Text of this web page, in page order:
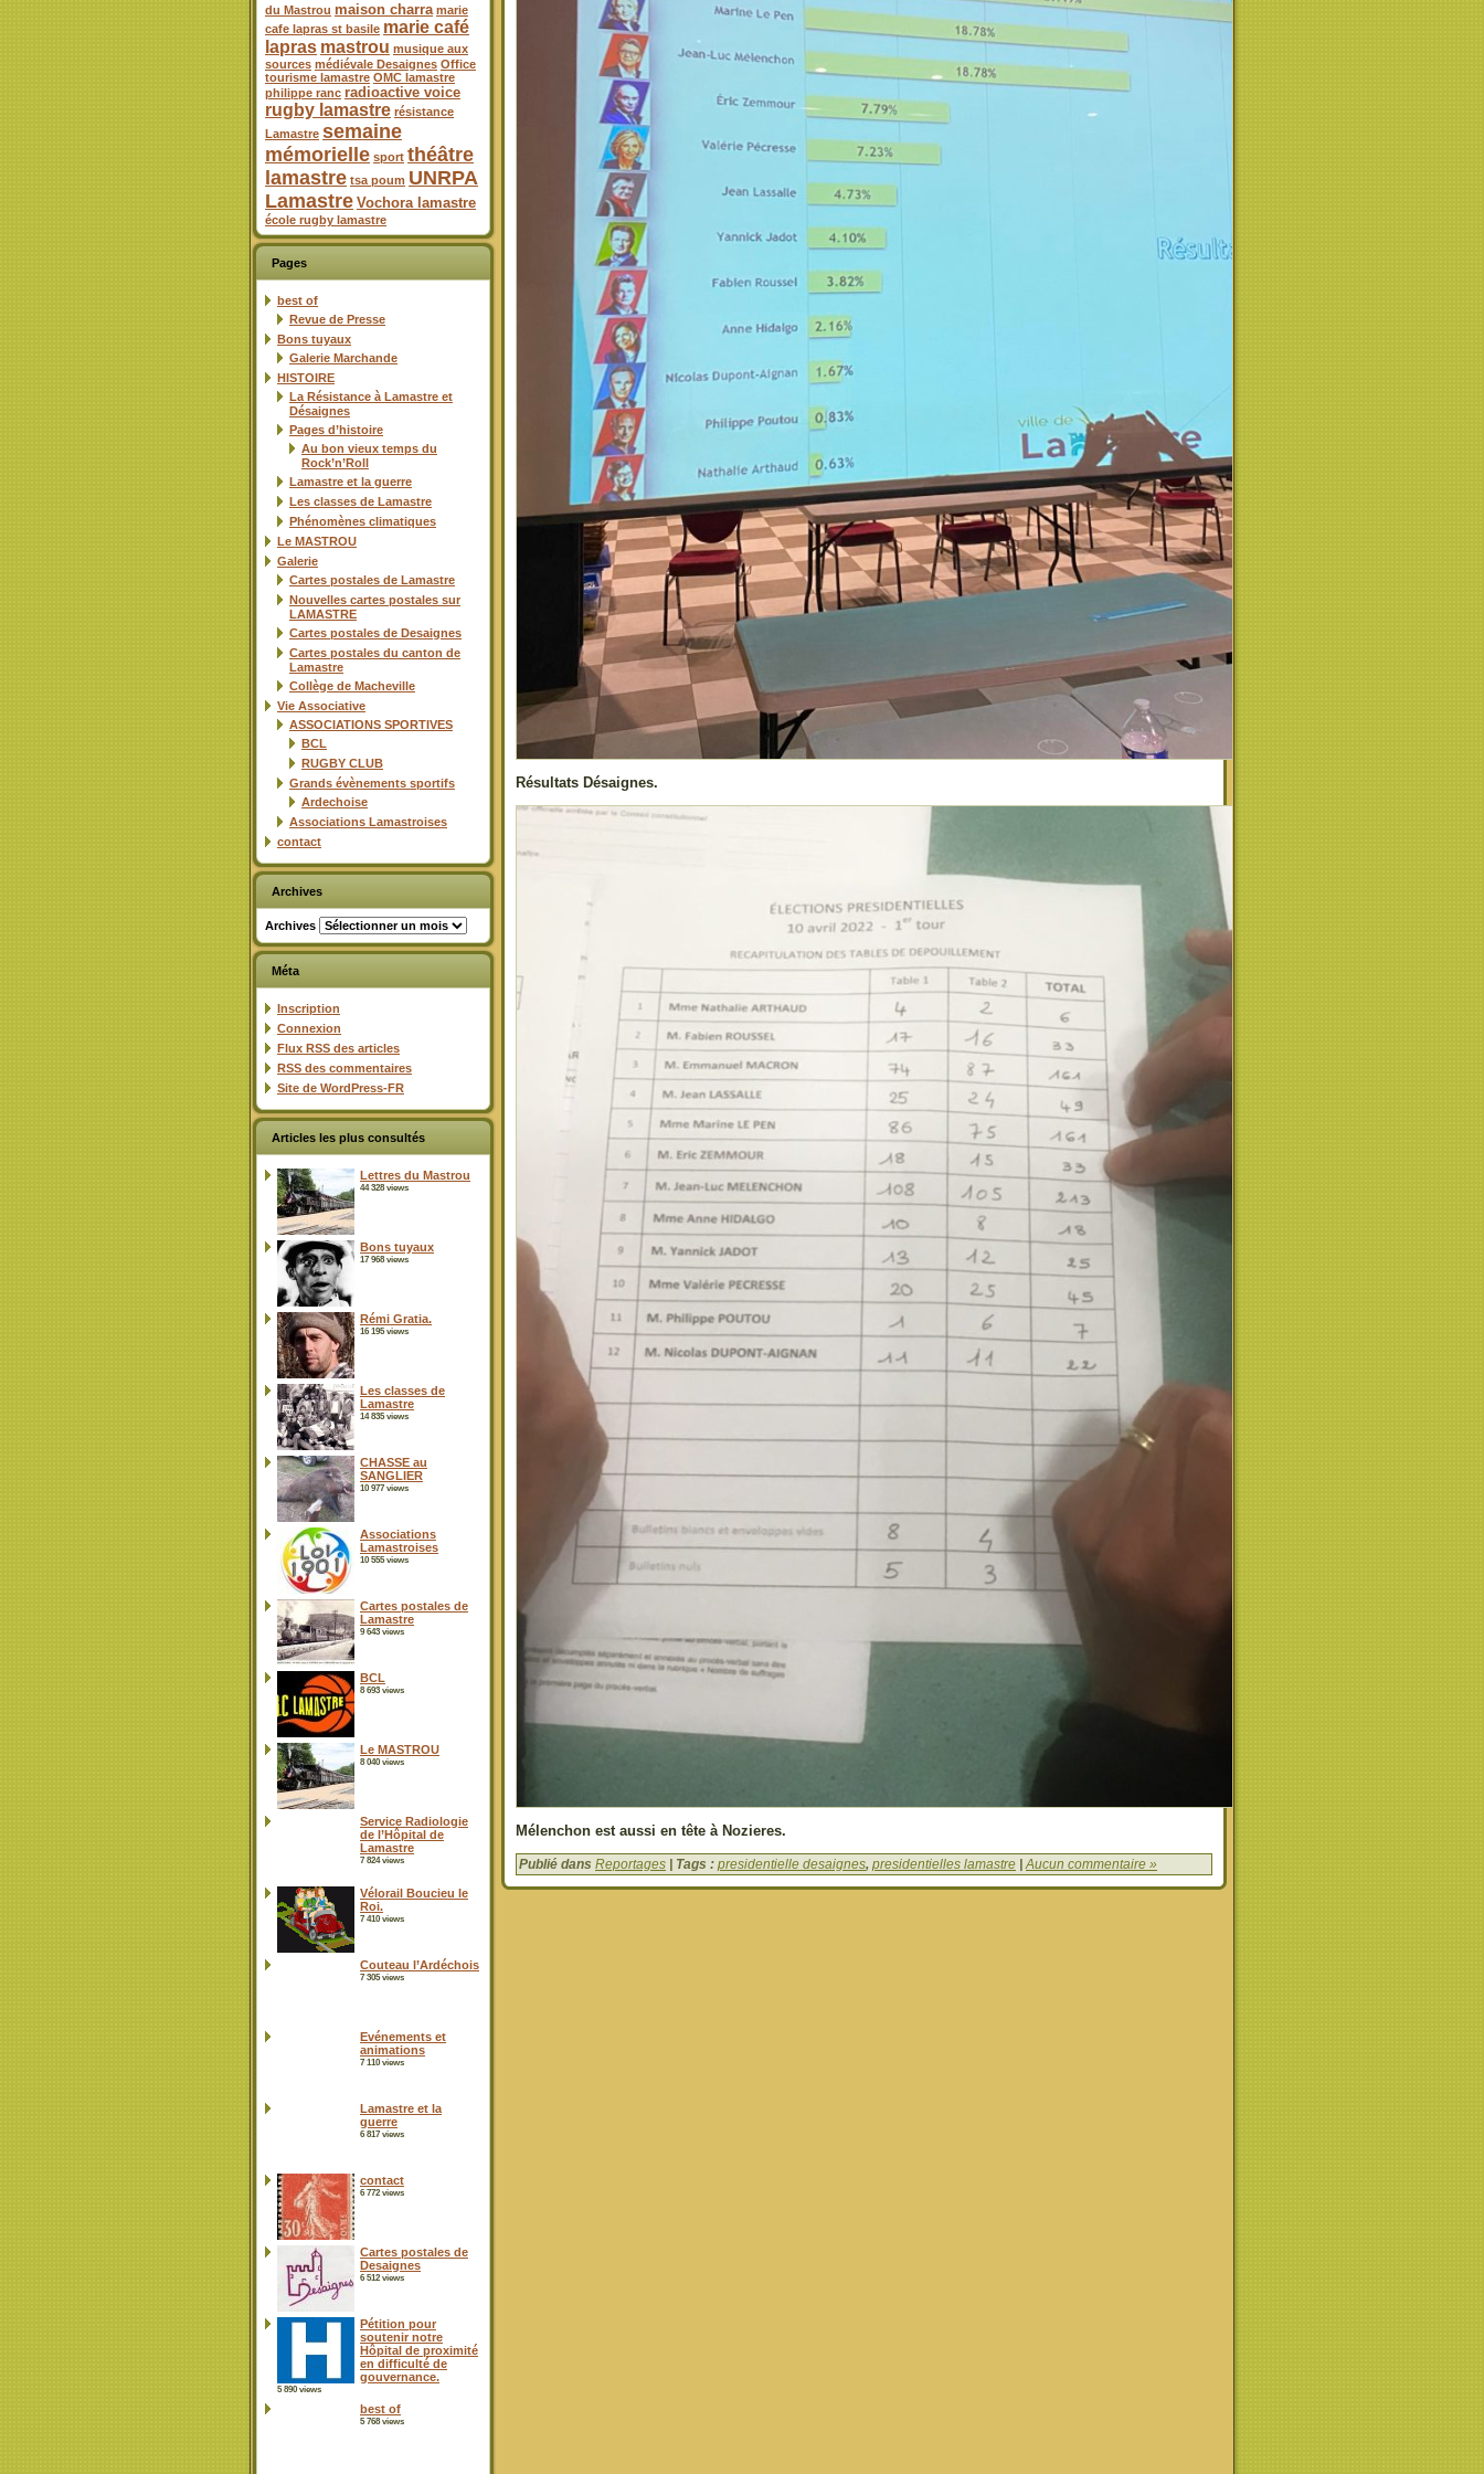
du Mastrou maison charra marie
cafe lapras st basile marie café
lapras mastrou musique aux
sources médiévale Desaignes Office
tourisme lamastre OMC lamastre
philippe ranc radioactive voice
rugby lamastre résistance
Lamastre semaine
mémorielle sport théâtre
lamastre tsa poum UNRPA
Lamastre Vochora lamastre
école rugby lamastre
Pages
best of
Revue de Presse
Bons tuyaux
Galerie Marchande
HISTOIRE
La Résistance à Lamastre et
Désaignes
Pages d’histoire
Au bon vieux temps du
Rock’n’Roll
Lamastre et la guerre
Les classes de Lamastre
Phénomènes climatiques
Le MASTROU
Galerie
Cartes postales de Lamastre
Nouvelles cartes postales sur
LAMASTRE
Cartes postales de Desaignes
Cartes postales du canton de
Lamastre
Collège de Macheville
Vie Associative
ASSOCIATIONS SPORTIVES
BCL
RUGBY CLUB
Grands évènements sportifs
Ardechoise
Associations Lamastroises
contact
Archives
Archives
Méta
Inscription
Connexion
Flux RSS des articles
RSS des commentaires
Site de WordPress-FR
Articles les plus consultés
Lettres du Mastrou
44 328 views
Bons tuyaux
17 968 views
Rémi Gratia.
16 195 views
Les classes de
Lamastre
14 835 views
CHASSE au
SANGLIER
10 977 views
Associations
Lamastroises
10 555 views
Cartes postales de
Lamastre
9 643 views
BCL
8 693 views
Le MASTROU
8 040 views
Service Radiologie
de l’Hôpital de
Lamastre
7 824 views
Vélorail Boucieu le
Roi.
7 410 views
Couteau l’Ardéchois
7 305 views
Evénements et
animations
7 110 views
Lamastre et la
guerre
6 817 views
contact
6 772 views
Cartes postales de
Desaignes
6 512 views
Pétition pour
soutenir notre
Hôpital de proximité
en difficulté de
gouvernance.
5 890 views
best of
5 768 views
Résultats Désaignes.
Mélenchon est aussi en tête à Nozieres.
Publié dans Reportages | Tags : presidentielle desaignes, presidentielles lamastre |Aucun commentaire »